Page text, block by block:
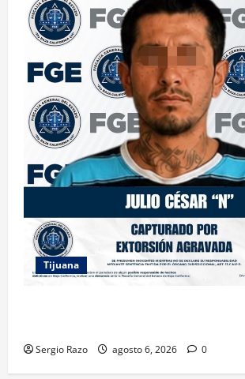
Tijuana
Sergio Razo agosto 6, 2026 0